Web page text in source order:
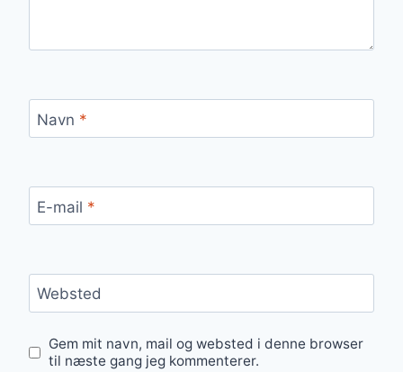
Navn *
E-mail *
Websted
Gem mit navn, mail og websted i denne browser
til næste gang jeg kommenterer.